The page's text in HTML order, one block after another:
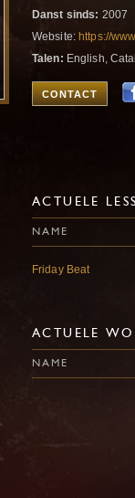
Danst sinds: 2007
Website: https://
Talen: English,
CONTACT
ACTUELE
NAME
Friday Beat
ACTUELE
NAME